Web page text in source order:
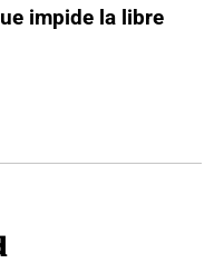
impide la libre